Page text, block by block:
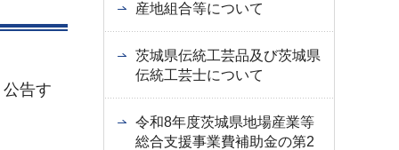
告す
産地組合等について
茨城県伝統工芸品及び茨城県
伝統工芸士について
令和8年度茨城県地場産業等
総合支援事業費補助金の第2